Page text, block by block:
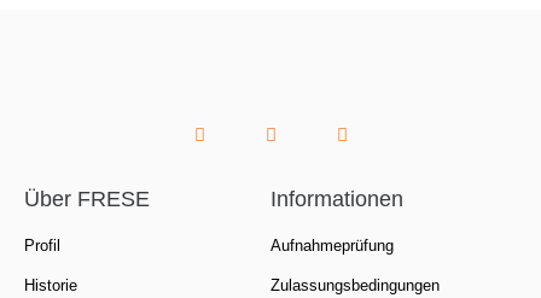
Über FRESE
Profil
Historie
Informationen
Aufnahmeprüfung
Zulassungsbedingungen